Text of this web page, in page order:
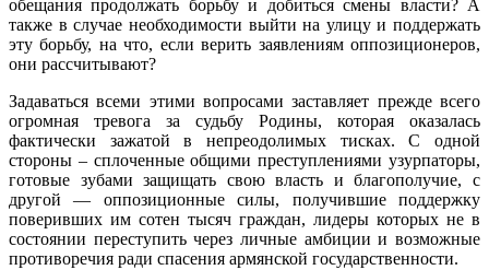
обещания продолжать борьбу и добиться смены власти? А
также в случае необходимости выйти на улицу и поддержать
эту борьбу, на что, если верить заявлениям оппозиционеров,
они рассчитывают?
Задаваться всеми этими вопросами заставляет прежде всего
огромная тревога за судьбу Родины, которая оказалась
фактически зажатой в непреодолимых тисках. С одной
стороны – сплоченные общими преступлениями узурпаторы,
готовые зубами защищать свою власть и благополучие, с
другой — оппозиционные силы, получившие поддержку
поверивших им сотен тысяч граждан, лидеры которых не в
состоянии переступить через личные амбиции и возможные
противоречия ради спасения армянской государственности.